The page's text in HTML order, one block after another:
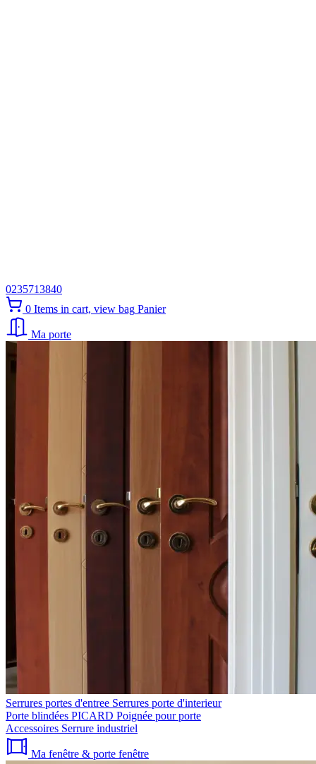
0235713840
0 Items in cart, view bag Panier
Ma porte
Serrures portes d'entree Serrures porte d'interieur
Porte blindées PICARD Poignée pour porte
Accessoires Serrure industriel
Ma fenêtre & porte fenêtre